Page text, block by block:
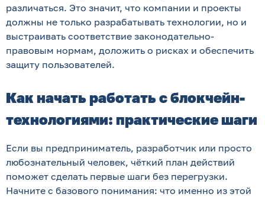
различаться. Это значит, что компании и проекты
должны не только разрабатывать технологии, но и
выстраивать соответствие законодательно-
правовым нормам, доложить о рисках и обеспечить
защиту пользователей.
Как начать работать с блокчейн-
технологиями: практические шаги
Если вы предприниматель, разработчик или просто
любознательный человек, чёткий план действий
поможет сделать первые шаги без перегрузки.
Начните с базового понимания: что именно из этой